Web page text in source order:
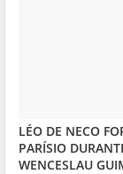
LÉO DE NECO
PARÍSIO
WENCESLAU